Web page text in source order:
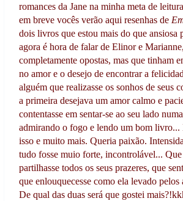
romances da Jane na minha meta de
em breve vocês verão aqui resenhas de
dois livros que estou mais do que ansiosa
agora é hora de falar de Elinor e
completamente opostas, mas que tinham
no amor e o desejo de encontrar a
alguém que realizasse os sonhos de seus
a primeira desejava um amor calmo e
contentasse em sentar-se ao seu lado
admirando o fogo e lendo um bom livro...
isso e muito mais. Queria paixão.
tudo fosse muio forte, incontrolável... Que
partilhasse todos os seus prazeres, que
que enlouquecesse como ela levado pelos
De qual das duas será que gostei